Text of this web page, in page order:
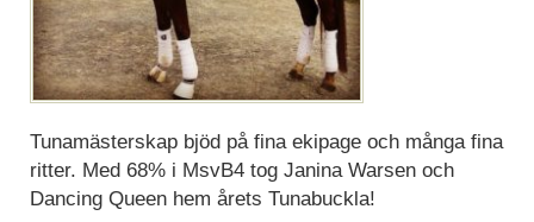
Tunamästerskap bjöd på fina ekipage och många fina
ritter. Med 68% i MsvB4 tog Janina Warsen och
Dancing Queen hem årets Tunabuckla!